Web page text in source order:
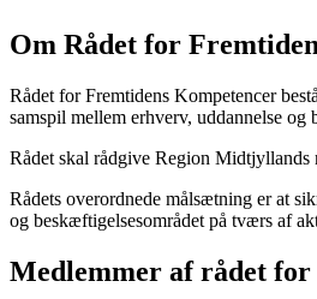
Om Rådet for
Rådet for Fremtidens Kompetencer
samspil mellem erhverv, uddannelse og
Rådet skal rådgive Region
Rådets overordnede målsætning er at
og beskæftigelsesområdet på tværs af
Medlemmer af rådet